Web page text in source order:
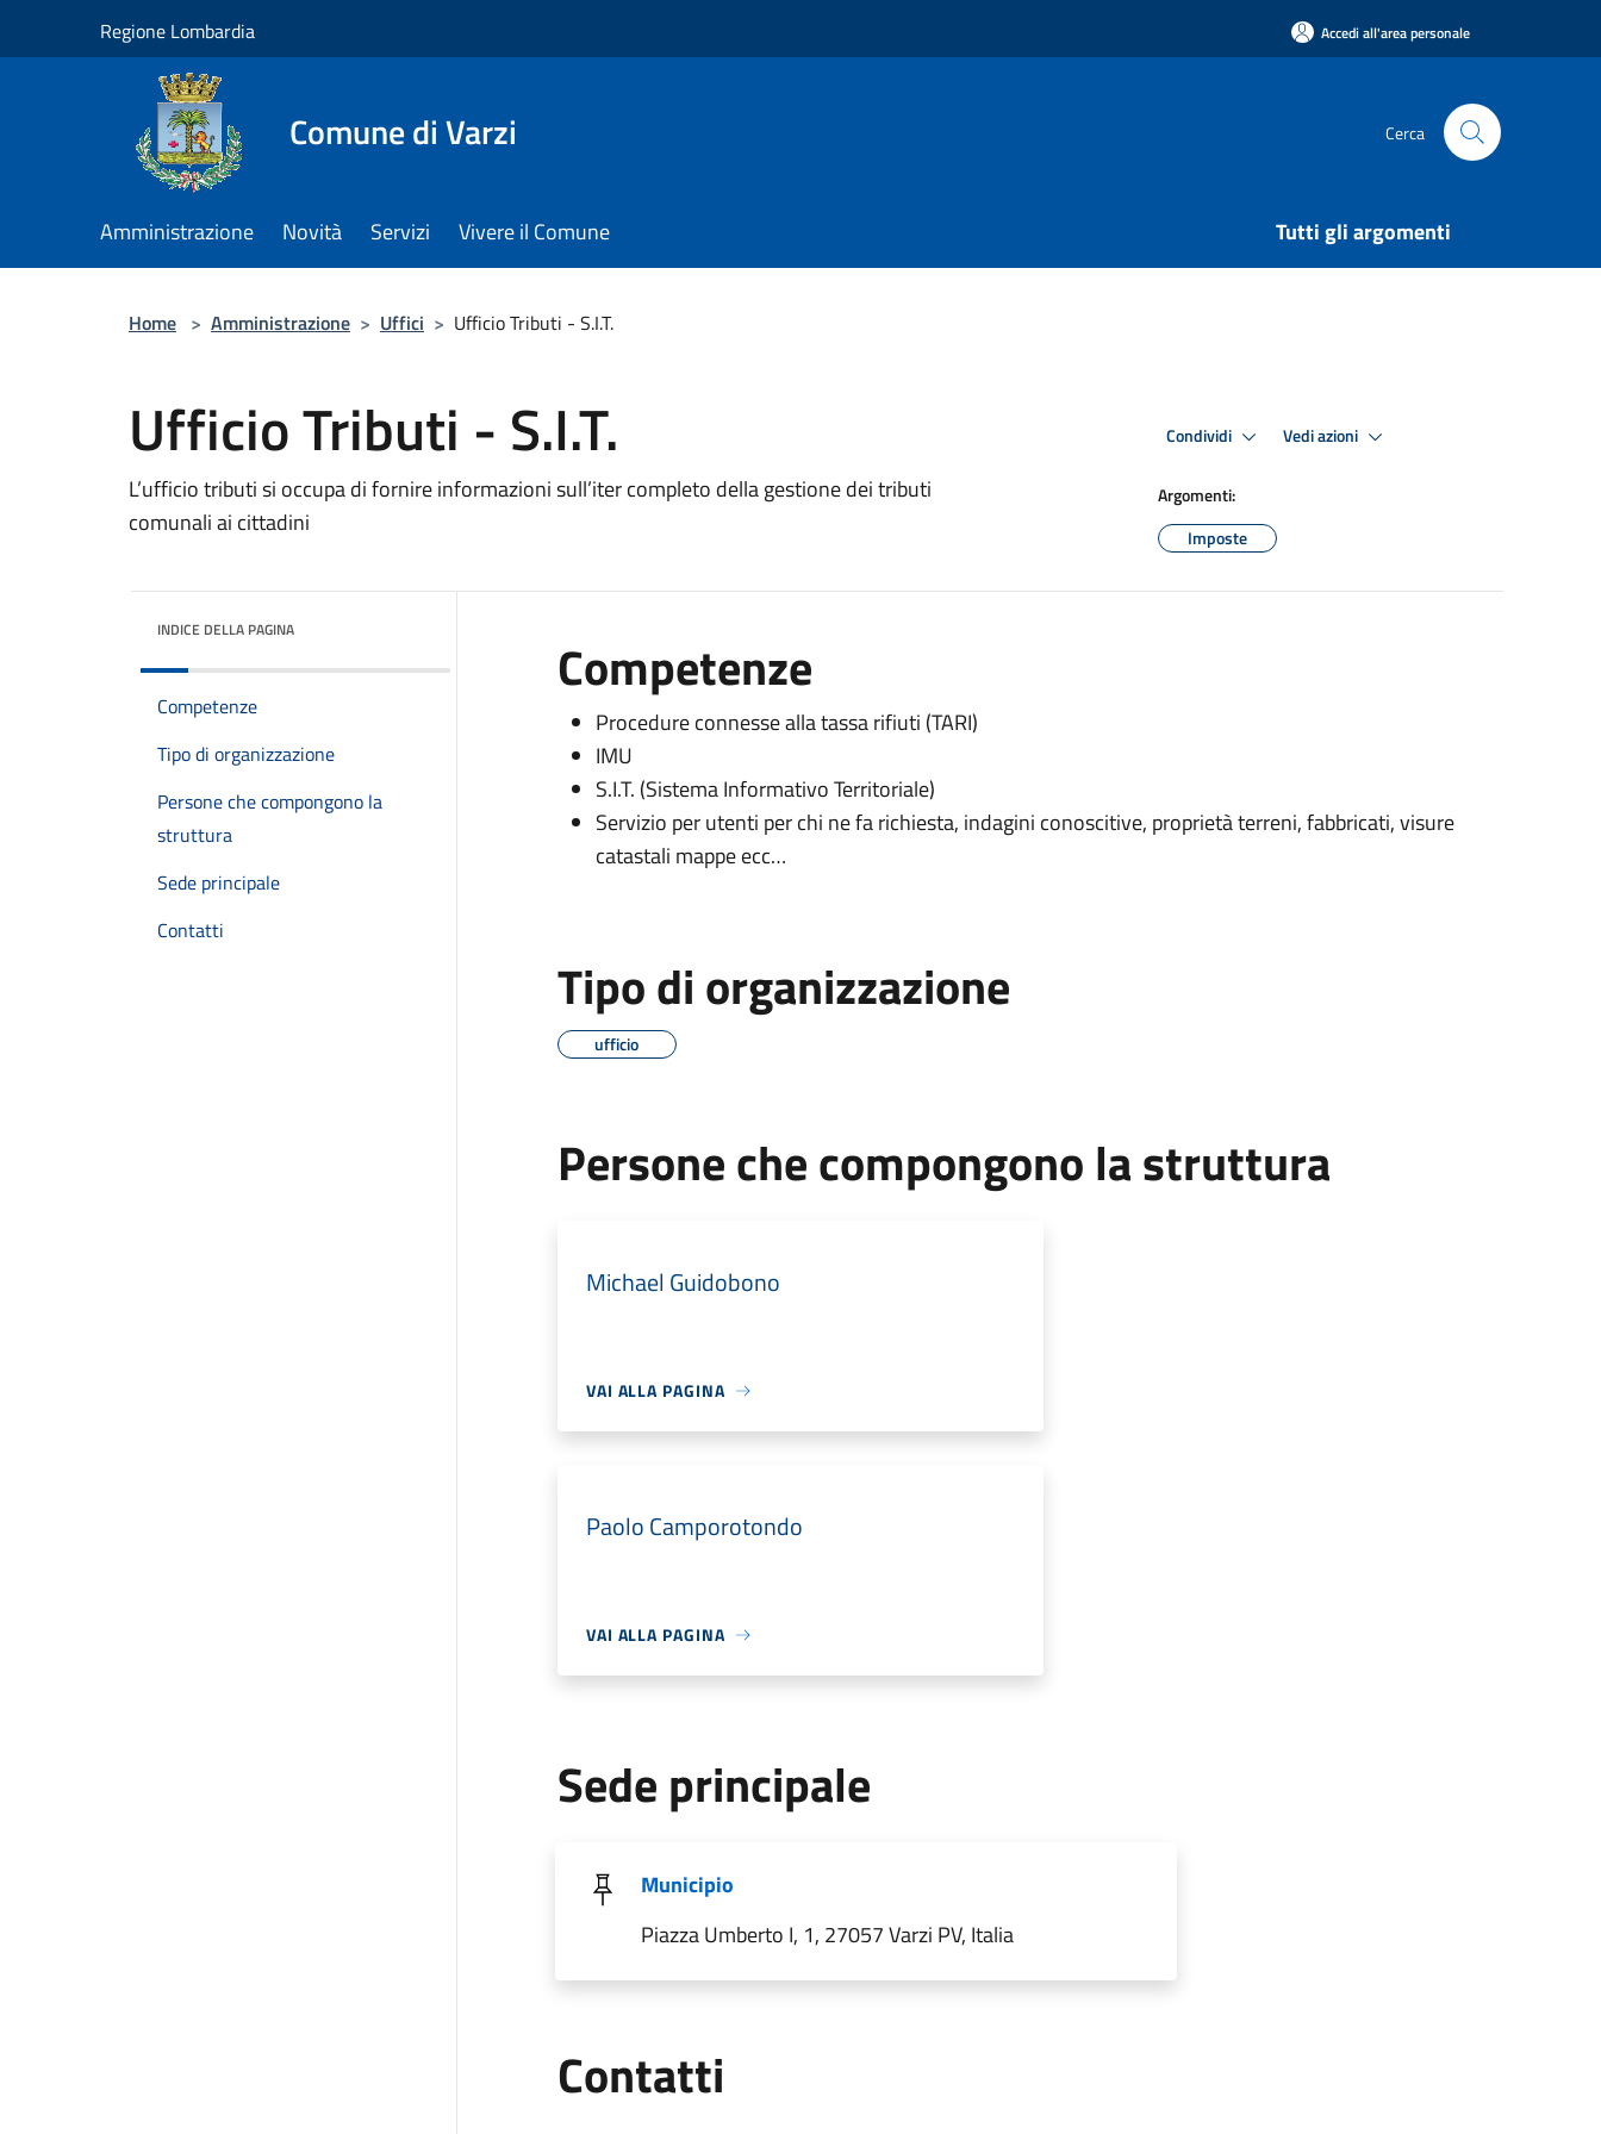
Regione Lombardia Accedi all'area personale
Comune di Varzi Cerca
Amministrazione Novità Servizi Vivere il Comune Tutti gli argomenti
Home > Amministrazione > Uffici > Ufficio Tributi - S.I.T.
Ufficio Tributi - S.I.T.
L’ufficio tributi si occupa di fornire informazioni sull’iter completo della gestione dei tributi
comunali ai cittadini
Condividi Vedi azioni
Argomenti:
Imposte
INDICE DELLA PAGINA
Competenze
Tipo di organizzazione
Persone che compongono la
struttura
Sede principale
Contatti
Competenze
Procedure connesse alla tassa rifiuti (TARI)
IMU
S.I.T. (Sistema Informativo Territoriale)
Servizio per utenti per chi ne fa richiesta, indagini conoscitive, proprietà terreni, fabbricati, visure
catastali mappe ecc…
Tipo di organizzazione
ufficio
Persone che compongono la struttura
Michael Guidobono
VAI ALLA PAGINA
Paolo Camporotondo
VAI ALLA PAGINA
Sede principale
Municipio
Piazza Umberto I, 1, 27057 Varzi PV, Italia
Contatti